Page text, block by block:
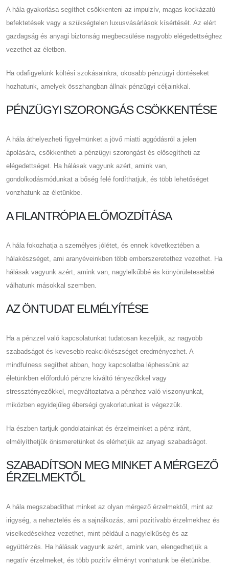
A hála gyakorlása segíthet csökkenteni az impulzív, magas kockázatú
befektetések vagy a szükségtelen luxusvásárlások kísértését. Az elért
gazdagság és anyagi biztonság megbecsülése nagyobb elégedettséghez
vezethet az életben.
Ha odafigyelünk költési szokásainkra, okosabb pénzügyi döntéseket
hozhatunk, amelyek összhangban állnak pénzügyi céljainkkal.
PÉNZÜGYI SZORONGÁS CSÖKKENTÉSE
A hála áthelyezheti figyelmünket a jövő miatti aggódásról a jelen
ápolására, csökkentheti a pénzügyi szorongást és elősegítheti az
elégedettséget. Ha hálásak vagyunk azért, amink van,
gondolkodásmódunkat a bőség felé fordíthatjuk, és több lehetőséget
vonzhatunk az életünkbe.
A FILANTRÓPIA ELŐMOZDÍTÁSA
A hála fokozhatja a személyes jólétet, és ennek következtében a
hálakészséget, ami aranyéveinkben több emberszeretethez vezethet. Ha
hálásak vagyunk azért, amink van, nagylelkűbbé és könyörületesebbé
válhatunk másokkal szemben.
AZ ÖNTUDAT ELMÉLYÍTÉSE
Ha a pénzzel való kapcsolatunkat tudatosan kezeljük, az nagyobb
szabadságot és kevesebb reakciókészséget eredményezhet. A
mindfulness segíthet abban, hogy kapcsolatba léphessünk az
életünkben előforduló pénzre kiváltó tényezőkkel vagy
stressztényezőkkel, megváltoztatva a pénzhez való viszonyunkat,
miközben egyidejűleg éberségi gyakorlatunkat is végezzük.
Ha észben tartjuk gondolatainkat és érzelmeinket a pénz iránt,
elmélyíthetjük önismeretünket és elérhetjük az anyagi szabadságot.
SZABADÍTSON MEG MINKET A MÉRGEZŐ
ÉRZELMEKTŐL
A hála megszabadíthat minket az olyan mérgező érzelmektől, mint az
irigység, a neheztelés és a sajnálkozás, ami pozitívabb érzelmekhez és
viselkedésekhez vezethet, mint például a nagylelkűség és az
együttérzés. Ha hálásak vagyunk azért, amink van, elengedhetjük a
negatív érzelmeket, és több pozitív élményt vonhatunk be életünkbe.